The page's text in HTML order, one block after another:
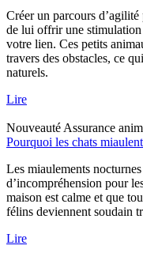
Créer un parcours
de lui offrir une
votre lien. Ces petits
travers des obstacles, ce
naturels.
Lire
Nouveauté Assurance
Pourquoi les chats
Les miaulements
d’incompréhension pour
maison est calme et que
félins deviennent soudain
Lire